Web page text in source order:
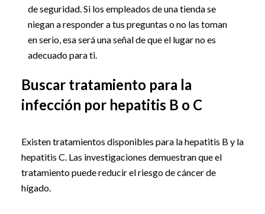
de seguridad. Si los empleados de una tienda se
niegan a responder a tus preguntas o no las toman
en serio, esa será una señal de que el lugar no es
adecuado para ti.
Buscar tratamiento para la
infección por hepatitis B o C
Existen tratamientos disponibles para la hepatitis B y la
hepatitis C. Las investigaciones demuestran que el
tratamiento puede reducir el riesgo de cáncer de
hígado.